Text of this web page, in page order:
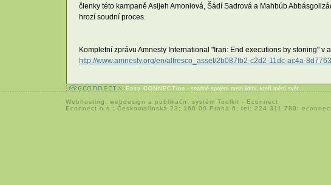
členky této kampaně Asijeh Amoniová, Šádí Sadrová a Mahbúb
hrozí soudní proces.
Kompletní zprávu Amnesty International "Iran: End executions by stoning"
http://www.amnesty.org/en/alfresco_asset/2b087fb2-c2d2-11dc-ac4a-
Easy CONNECTion - snadné spojení mezi lidmi, kteří mění svět
Webhosting webdesign a publikační systém Toolkit - Econnect
Econnect,o.s.; Českomalínská 23; 160 00 Praha 6; tel: 224 311 780;